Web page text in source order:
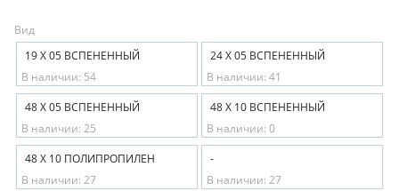
Вид
19 Х 05 ВСПЕНЕННЫЙ
В наличии: 54
24 Х 05 ВСПЕНЕННЫЙ
В наличии: 41
48 Х 05 ВСПЕНЕННЫЙ
В наличии: 25
48 Х 10 ВСПЕНЕННЫЙ
В наличии: 0
48 Х 10 ПОЛИПРОПИЛЕН
В наличии: 27
-
В наличии: 27